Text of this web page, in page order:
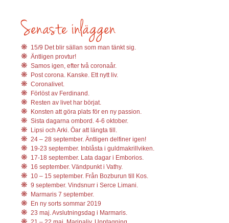
15/9 Det blir sällan som man tänkt sig.
Äntligen provtur!
Samos igen, efter två coronaår.
Post corona. Kanske. Ett nytt liv.
Coronalivet.
Förlöst av Ferdinand.
Resten av livet har börjat.
Konsten att göra plats för en ny passion.
Sista dagarna ombord. 4-6 oktober.
Lipsi och Arki. Öar att längta till.
24 – 28 september. Äntligen delfiner igen!
19-23 september. Inblåsta i guldmakrillviken.
17-18 september. Lata dagar i Emborios.
16 september. Vändpunkt i Vathy.
10 – 15 september. Från Bozburun till Kos.
9 september. Vindsnurr i Serce Limani.
Marmaris 7 september.
En ny sorts sommar 2019
23 maj. Avslutningsdag i Marmaris.